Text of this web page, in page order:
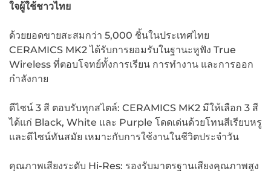
ใจผู้ใช้ชาวไทย
ด้วยยอดขายสะสมกว่า 5,000 ชิ้นในประเทศไทย
CERAMICS MK2 ได้รับการยอมรับในฐานะหูฟัง True
Wireless ที่ตอบโจทย์ทั้งการเรียน การทำงาน และการออก
กำลังกาย
ดีไซน์ 3 สี ตอบรับทุกสไตล์: CERAMICS MK2 มีให้เลือก 3 สี
ได้แก่ Black, White และ Purple โดดเด่นด้วยโทนสีเรียบหรู
และดีไซน์ทันสมัย เหมาะกับการใช้งานในชีวิตประจำวัน
คุณภาพเสียงระดับ Hi-Res: รองรับมาตรฐานเสียงคุณภาพสูง